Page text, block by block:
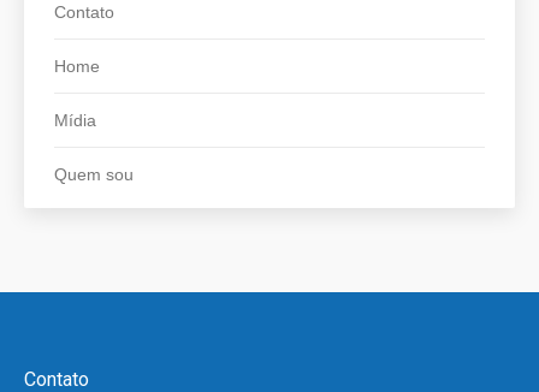
Contato
Home
Mídia
Quem sou
Contato